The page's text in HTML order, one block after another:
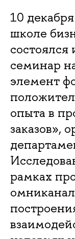
10
школе
состоялся
семинар
элемент
опыта в
заказов»,
рамках